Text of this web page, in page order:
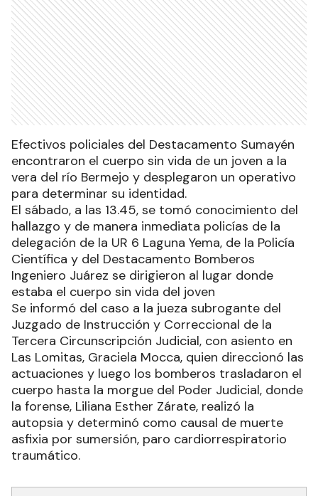
Efectivos policiales del Destacamento Sumayén
encontraron el cuerpo sin vida de un joven a la
vera del río Bermejo y desplegaron un operativo
para determinar su identidad.
El sábado, a las 13.45, se tomó conocimiento del
hallazgo y de manera inmediata policías de la
delegación de la UR 6 Laguna Yema, de la Policía
Científica y del Destacamento Bomberos
Ingeniero Juárez se dirigieron al lugar donde
estaba el cuerpo sin vida del joven
Se informó del caso a la jueza subrogante del
Juzgado de Instrucción y Correccional de la
Tercera Circunscripción Judicial, con asiento en
Las Lomitas, Graciela Mocca, quien direccionó las
actuaciones y luego los bomberos trasladaron el
cuerpo hasta la morgue del Poder Judicial, donde
la forense, Liliana Esther Zárate, realizó la
autopsia y determinó como causal de muerte
asfixia por sumersión, paro cardiorrespiratorio
traumático.